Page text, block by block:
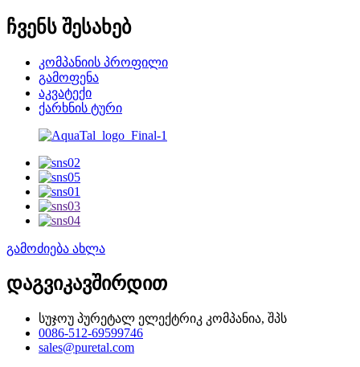
ჩვენს შესახებ
კომპანიის პროფილი
გამოფენა
აკვატექი
ქარხნის ტური
გამოძიება ახლა
დაგვიკავშირდით
სუჯოუ პურეტალ ელექტრიკ კომპანია, შპს
0086-512-69599746
sales@puretal.com